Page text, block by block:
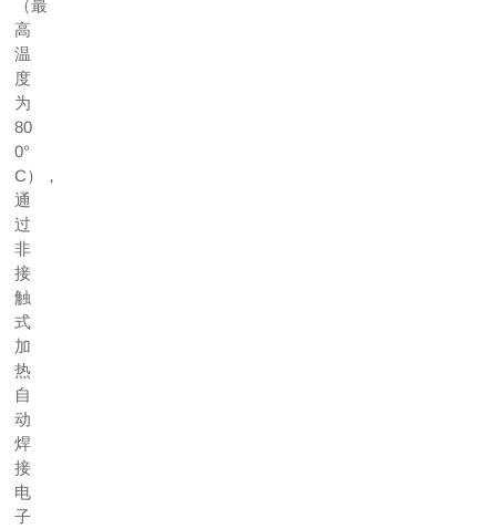
（最
高
温
度
为
80
0°
C），
通
过
非
接
触
式
加
热
自
动
焊
接
电
子